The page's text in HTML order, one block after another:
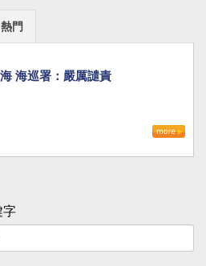
熱門
海巡署：嚴厲譴責
字